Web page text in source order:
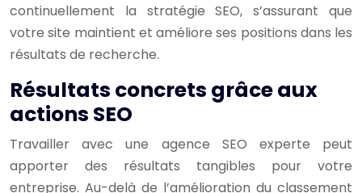
continuellement la stratégie SEO, s’assurant que
votre site maintient et améliore ses positions dans les
résultats de recherche.
Résultats concrets grâce aux
actions SEO
Travailler avec une agence SEO experte peut
apporter des résultats tangibles pour votre
entreprise. Au-delà de l’amélioration du classement